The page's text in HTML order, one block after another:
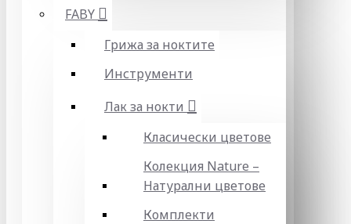
FABY
Грижа за ноктите
Инструменти
Лак за нокти
Класически цветове
Колекция Nature –
Натурални цветове
Комплекти